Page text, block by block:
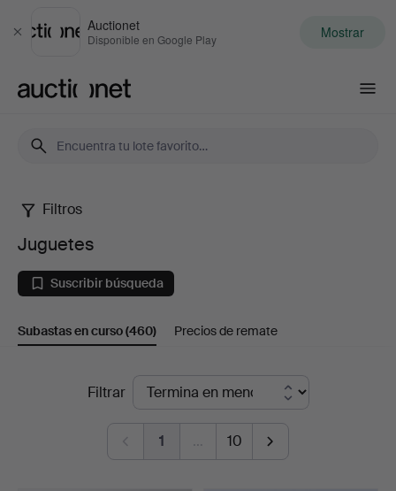
Cerrar
Auctionet
Disponible en Google Play Mostrar
Juguetes
Filtros
Juguetes
Suscribir búsqueda
Subastas en curso(460) Precios de remate
SubastasFiltrar
1 … 10